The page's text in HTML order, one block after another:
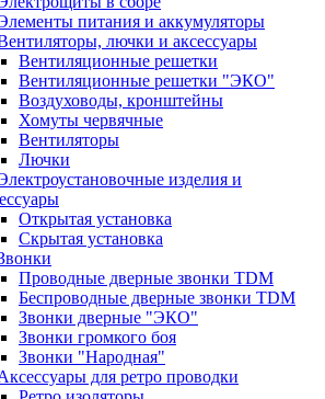
питания и аккумуляторы
лючки и аксессуары
Вентиляционные решетки
Вентиляционные решетки "ЭКО"
Воздуховоды, кронштейны
Хомуты червячные
Вентиляторы
Лючки
изделия и
Открытая установка
Скрытая установка
Проводные дверные звонки TDM
Беспроводные дверные звонки TDM
Звонки дверные "ЭКО"
Звонки громкого боя
Звонки "Народная"
для ретро проводки